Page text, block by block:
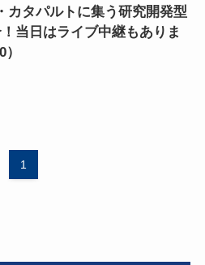
カタパルトに集う研究開発型
当日はライブ中継もありま
1